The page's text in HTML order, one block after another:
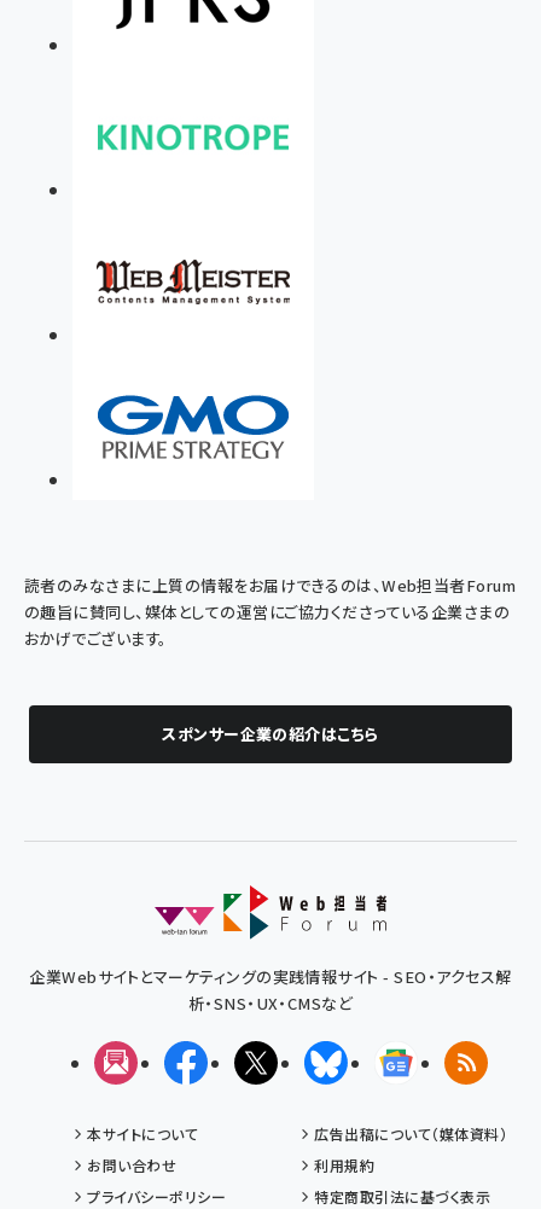
読者のみなさまに上質の情報をお届けできるのは、Web担当者Forum
の趣旨に賛同し、媒体としての運営にご協力くださっている企業さまの
おかげでございます。
スポンサー企業の紹介はこちら
企業Webサイトとマーケティングの実践情報サイト - SEO・アクセス解
析・SNS・UX・CMSなど
メルマガFacebookX(エックス)BlueskyGoogleニュ
RSS
本サイトについて
広告出稿について（媒体資料）
お問い合わせ
利用規約
プライバシーポリシー
特定商取引法に基づく表示